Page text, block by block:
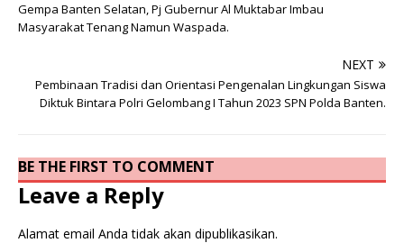
Gempa Banten Selatan, Pj Gubernur Al Muktabar Imbau
Masyarakat Tenang Namun Waspada.
NEXT
Pembinaan Tradisi dan Orientasi Pengenalan Lingkungan Siswa
Diktuk Bintara Polri Gelombang I Tahun 2023 SPN Polda Banten.
BE THE FIRST TO COMMENT
Leave a Reply
Alamat email Anda tidak akan dipublikasikan.